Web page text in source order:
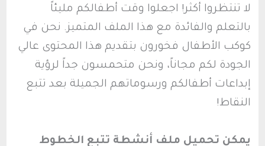
لا تنتظروا أكثر! اجعلوا وقت أطفالكم مليئاً
بالتعلم والفائدة مع هذا الملف المتميز. نحن في
كوكب الأطفال فخورون بتقديم هذا المحتوى عالي
الجودة لكم مجاناً، ونحن متحمسون جداً لرؤية
إبداعات أطفالكم ورسوماتهم الجميلة بعد تتبع
النقاط!
يمكن تحميل ملف أنشطة تتبع الخطوط